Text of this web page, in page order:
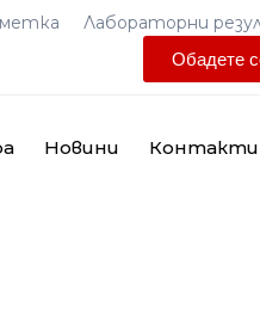
Лабораторни
Обадете
Новини Контакти